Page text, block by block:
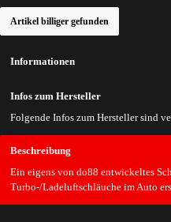
Artikel billiger gefunden
Beschreibung
Ein eigens von do88 entwickeltes
Turbo-/Ladeluftschläuche im Auto
Informationen
Infos zum Hersteller
Folgende Infos zum Hersteller sind